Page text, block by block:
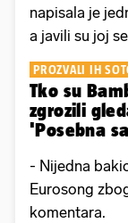
napisala je
a javili su joj
PROZVALI IH
Tko su
zgrozili
'Posebna
- Nijedna
Eurosong
komentara.